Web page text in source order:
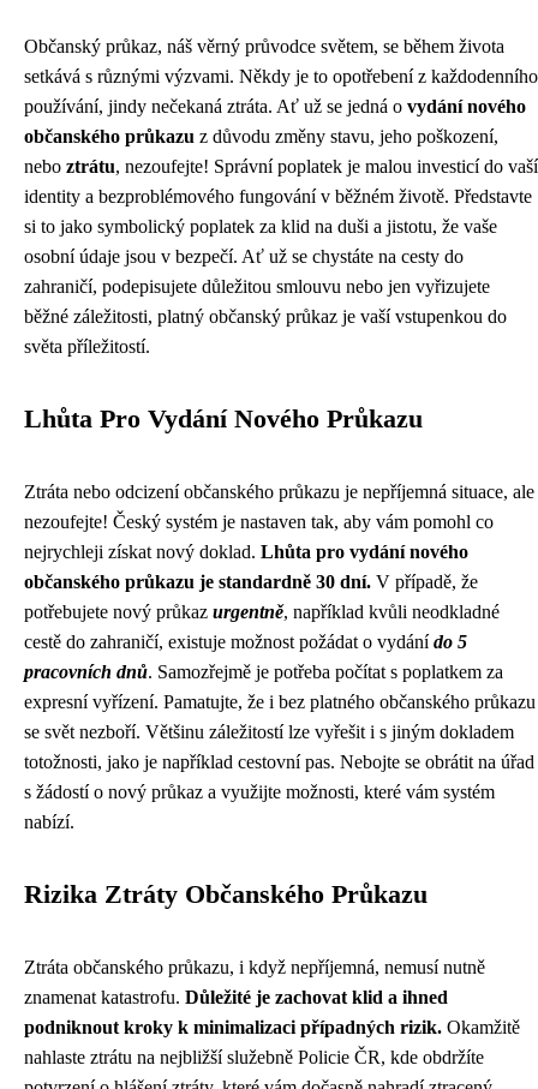
Občanský průkaz, náš věrný průvodce světem, se během života
setkává s různými výzvami. Někdy je to opotřebení z každodenního
používání, jindy nečekaná ztráta. Ať už se jedná o vydání nového
občanského průkazu z důvodu změny stavu, jeho poškození,
nebo ztrátu, nezoufejte! Správní poplatek je malou investicí do vaší
identity a bezproblémového fungování v běžném životě. Představte
si to jako symbolický poplatek za klid na duši a jistotu, že vaše
osobní údaje jsou v bezpečí. Ať už se chystáte na cesty do
zahraničí, podepisujete důležitou smlouvu nebo jen vyřizujete
běžné záležitosti, platný občanský průkaz je vaší vstupenkou do
světa příležitostí.
Lhůta Pro Vydání Nového Průkazu
Ztráta nebo odcizení občanského průkazu je nepříjemná situace, ale
nezoufejte! Český systém je nastaven tak, aby vám pomohl co
nejrychleji získat nový doklad. Lhůta pro vydání nového
občanského průkazu je standardně 30 dní. V případě, že
potřebujete nový průkaz urgentně, například kvůli neodkladné
cestě do zahraničí, existuje možnost požádat o vydánído 5
pracovních dnů. Samozřejmě je potřeba počítat s poplatkem za
expresní vyřízení. Pamatujte, že i bez platného občanského průkazu
se svět nezboří. Většinu záležitostí lze vyřešit i s jiným dokladem
totožnosti, jako je například cestovní pas. Nebojte se obrátit na úřad
s žádostí o nový průkaz a využijte možnosti, které vám systém
nabízí.
Rizika Ztráty Občanského Průkazu
Ztráta občanského průkazu, i když nepříjemná, nemusí nutně
znamenat katastrofu. Důležité je zachovat klid a ihned
podniknout kroky k minimalizaci případných rizik. Okamžitě
nahlaste ztrátu na nejbližší služebně Policie ČR, kde obdržíte